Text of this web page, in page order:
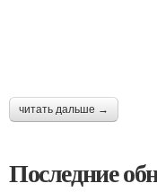
читать дальше →
Последние